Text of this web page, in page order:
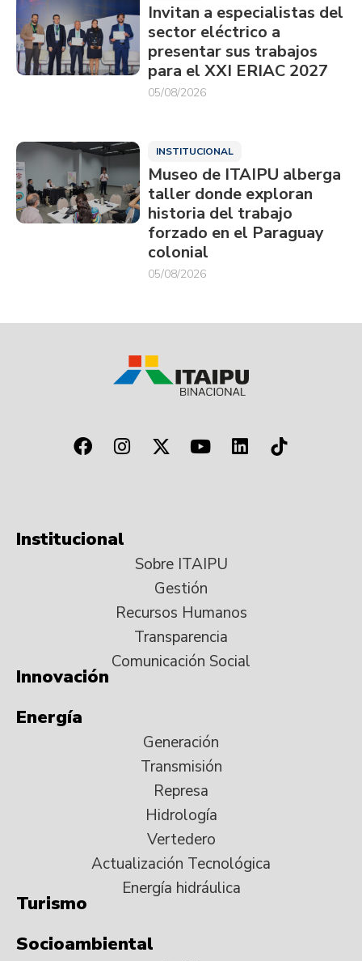
Invitan a especialistas del
sector eléctrico a
presentar sus trabajos
para el XXI ERIAC 2027
05/08/2026
INSTITUCIONAL
Museo de ITAIPU alberga
taller donde exploran
historia del trabajo
forzado en el Paraguay
colonial
05/08/2026
Institucional
Sobre ITAIPU
Gestión
Recursos Humanos
Transparencia
Comunicación Social
Innovación
Energía
Generación
Transmisión
Represa
Hidrología
Vertedero
Actualización Tecnológica
Energía hidráulica
Turismo
Socioambiental